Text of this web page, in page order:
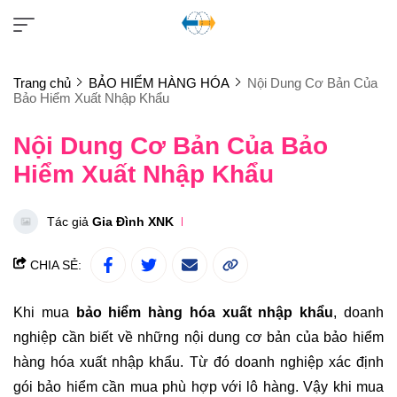
Trang chủ BẢO HIỂM HÀNG HÓA
Nội Dung Cơ Bản Của
Bảo Hiểm Xuất Nhập Khẩu
Nội Dung Cơ Bản Của Bảo
Hiểm Xuất Nhập Khẩu
Tác giả Gia Đình XNK
CHIA SẺ:
Khi mua bảo hiểm hàng hóa xuất nhập khẩu, doanh
nghiệp cần biết về những nội dung cơ bản của bảo hiểm
hàng hóa xuất nhập khẩu. Từ đó doanh nghiệp xác định
gói bảo hiểm cần mua phù hợp với lô hàng. Vậy khi mua